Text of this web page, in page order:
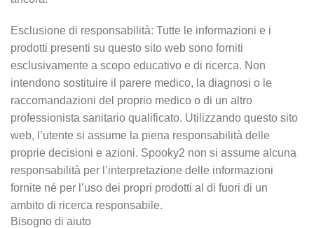
Esclusione di responsabilità: Tutte le informazioni e i
prodotti presenti su questo sito web sono forniti
esclusivamente a scopo educativo e di ricerca. Non
intendono sostituire il parere medico, la diagnosi o le
raccomandazioni del proprio medico o di un altro
professionista sanitario qualificato. Utilizzando questo sito
web, l’utente si assume la piena responsabilità delle
proprie decisioni e azioni. Spooky2 non si assume alcuna
responsabilità per l’interpretazione delle informazioni
fornite né per l’uso dei propri prodotti al di fuori di un
ambito di ricerca responsabile.
Bisogno di aiuto